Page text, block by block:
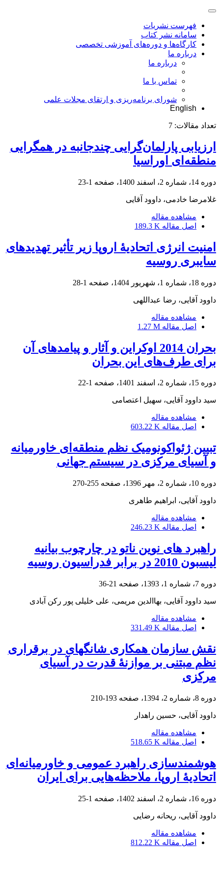
فهرست نشریات
سامانه نشر کتاب
کارگاه‌ها و دوره‌های آموزشی تخصصی
درباره ما
درباره ما
تماس با ما
شورای برنامه‌ریزی و ارتقای مجلات علمی
English
تعداد مقالات: 7
ارزیابی پارلمان‌گرایی چندجانبه در همگرایی
منطقه‌ای اوراسیا
دوره 14، شماره 2، اسفند 1400، صفحه 1-23
غلامرضا خادمی، داوود آقایی
مشاهده مقاله
اصل مقاله 189.3 K
امنیت انرژی اتحادیۀ اروپا زیر تأثیر تهدیدهای
سایبری روسیه
دوره 18، شماره 1، شهریور 1404، صفحه 1-28
داوود آقایی، رضا عبداللهی
مشاهده مقاله
اصل مقاله 1.27 M
بحران 2014 اوکراین و آثار و پیامدهای آن
برای طرف‌های این بحران
دوره 15، شماره 2، اسفند 1401، صفحه 1-22
سید داوود آقایی، سهیل اعتصامی
مشاهده مقاله
اصل مقاله 603.22 K
تبیین ژئواکونومیک نظم منطقه‌ای خاورمیانه
و آسیای مرکزی در سیستم جهانی
دوره 10، شماره 2، مهر 1396، صفحه 255-270
داوود آقایی، ابراهیم طاهری
مشاهده مقاله
اصل مقاله 246.23 K
راهبرد های نوین ناتو در چارچوب بیانیه
لیسبون 2010 در برابر فدراسیون روسیه
دوره 7، شماره 1، 1393، صفحه 21-36
سید داوود آقایی، بهاالدین مریمی، علی خلیلی پور رکن آبادی
مشاهده مقاله
اصل مقاله 331.49 K
نقش سازمان همکاری شانگهای در برقراری
نظم مبتنی بر موازنۀ قدرت در آسیای
مرکزی
دوره 8، شماره 2، 1394، صفحه 193-210
داوود آقایی، حسین راهدار
مشاهده مقاله
اصل مقاله 518.65 K
هوشمندسازی راهبرد عمومی و خاورمیانه‌ای
اتحادیۀ اروپا، ملاحظه‌هایی برای ایران
دوره 16، شماره 2، اسفند 1402، صفحه 1-25
داوود آقایی، ریحانه رضایی
مشاهده مقاله
اصل مقاله 812.22 K